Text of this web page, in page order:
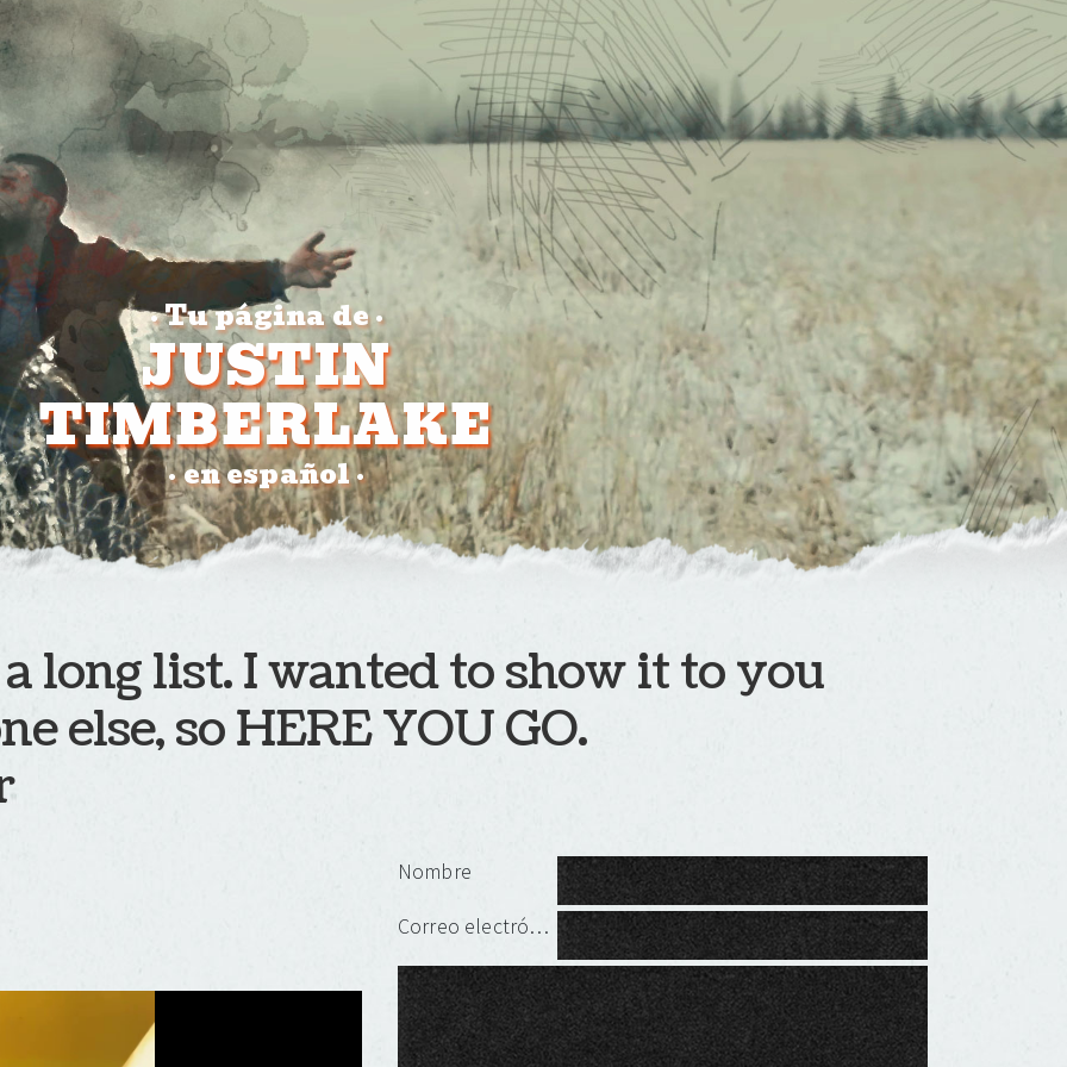
•Tu página de •
JUSTIN
TIMBERLAKE
•en español•
long list. I wanted to show it to you
else, so HERE YOU GO.
Deja una respuesta
Nombre
Correo electrónico